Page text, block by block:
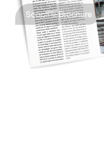
Scopri la Brochure